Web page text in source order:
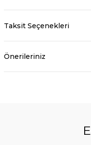
Taksit Seçenekleri
Önerileriniz